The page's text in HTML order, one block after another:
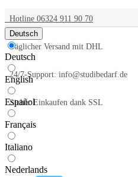
Hotline 06324 911 90 70
Täglicher Versand mit DHL
24/7-Support: info@studibedarf.de
Sicher Einkaufen dank SSL
Deutsch
Deutsch
English
Español
Français
Italiano
Nederlands